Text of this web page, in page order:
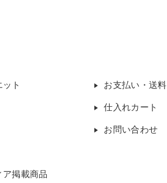
ット
ア掲載商品
お支払い・送料
仕入れカート
お問い合わせ